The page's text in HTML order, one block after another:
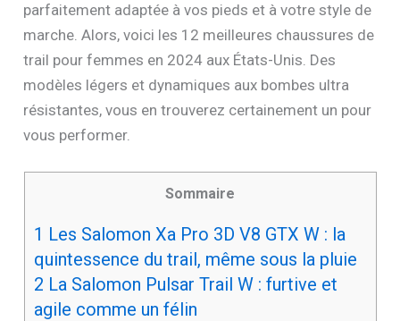
parfaitement adaptée à vos pieds et à votre style de
marche. Alors, voici les 12 meilleures chaussures de
trail pour femmes en 2024 aux États-Unis. Des
modèles légers et dynamiques aux bombes ultra
résistantes, vous en trouverez certainement un pour
vous performer.
Sommaire
1 Les Salomon Xa Pro 3D V8 GTX W : la
quintessence du trail, même sous la pluie
2 La Salomon Pulsar Trail W : furtive et
agile comme un félin